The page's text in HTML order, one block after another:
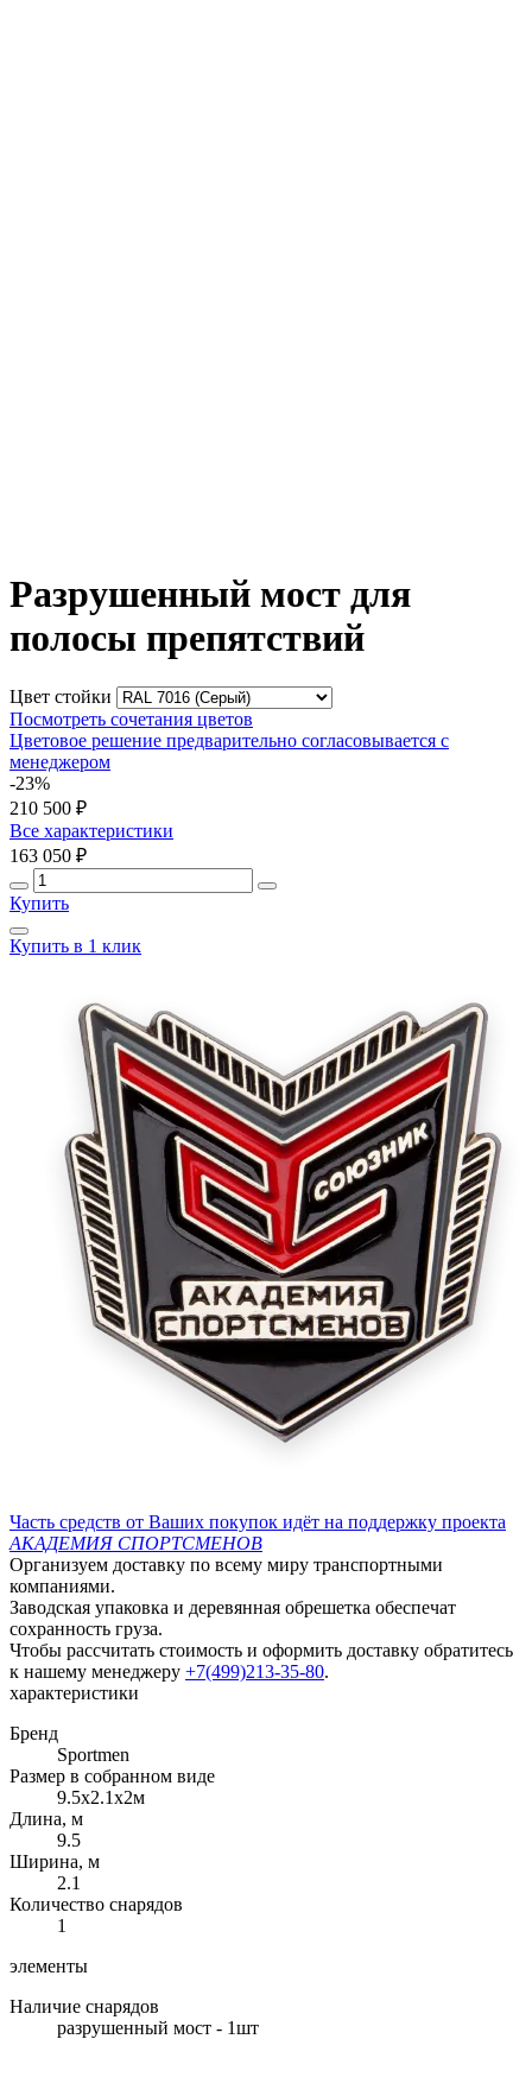
Разрушенный мост для
полосы препятствий
Цвет стойки
Посмотреть сочетания цветов
Цветовое решение предварительно согласовывается с
менеджером
-23%
210 500 ₽
Все характеристики
163 050 ₽
Купить
Купить в 1 клик
Часть средств от Ваших покупок идёт на поддержку проекта
АКАДЕМИЯ СПОРТСМЕНОВ
Организуем доставку по всему миру транспортными
компаниями.
Заводская упаковка и деревянная обрешетка обеспечат
сохранность груза.
Чтобы рассчитать стоимость и оформить доставку обратитесь
к нашему менеджеру +7(499)213-35-80.
характеристики
Бренд
Sportmen
Размер в собранном виде
9.5х2.1х2м
Длина, м
9.5
Ширина, м
2.1
Количество снарядов
1
элементы
Наличие снарядов
разрушенный мост - 1шт